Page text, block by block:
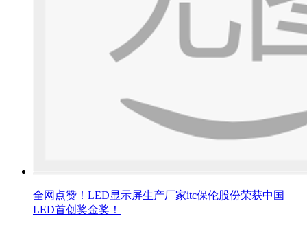
全网点赞！LED显示屏生产厂家itc保伦股份荣获中国
LED首创奖金奖！